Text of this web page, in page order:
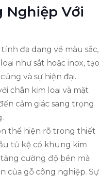
Nghiệp Với
đa dạng về màu sắc,
như sắt hoặc inox, tạo
và sự hiện đại.
chân kim loại và mặt
cảm giác sang trọng
thể hiện rõ trong thiết
tủ kệ có khung kim
cường độ bền mà
của gỗ công nghiệp. Sự